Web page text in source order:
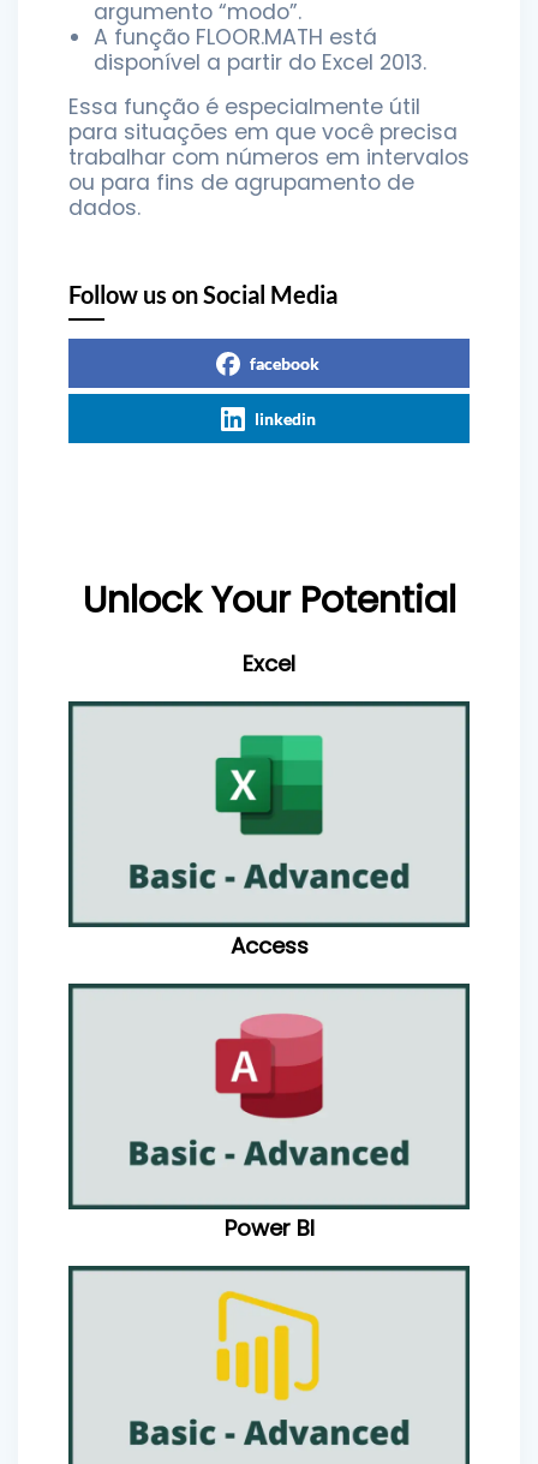
argumento “modo”.
A função FLOOR.MATH está
disponível a partir do Excel 2013.
Essa função é especialmente útil
para situações em que você precisa
trabalhar com números em intervalos
ou para fins de agrupamento de
dados.
Follow us on Social Media
facebook
linkedin
Unlock Your Potential
Excel
Access
Power BI